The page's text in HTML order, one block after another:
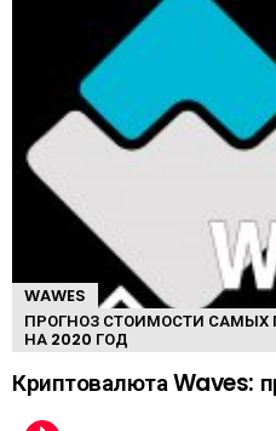
WAWES
ПРОГНОЗ СТОИМОСТИ
НА 2020 ГОД
Криптовалюта Waves: